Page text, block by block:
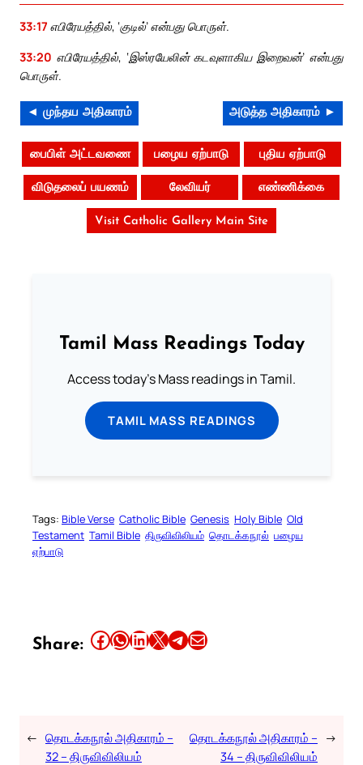
33:17 எபிரேயத்தில், ‘குடில்’ என்பது பொருள்.
33:20 எபிரேயத்தில், ‘இஸ்ரயேலின் கடவுளாகிய இறைவன்’ என்பது
பொருள்.
◄ முந்தய அதிகாரம் அடுத்த அதிகாரம் ►
பைபிள் அட்டவணை பழைய ஏற்பாடு புதிய ஏற்பாடு
விடுதலைப் பயணம் லேவியர் எண்ணிக்கை
Visit Catholic Gallery Main Site
Tamil Mass Readings Today
Access today's Mass readings in Tamil.
TAMIL MASS READINGS
Tags: Bible Verse Catholic Bible Genesis Holy Bible Old
Testament Tamil Bible திருவிவிலியம் தொடக்கநூல் பழைய
ஏற்பாடு
Share: Share this article on Facebook Share this article on WhatsApp Share this article on LinkedIn Share this article on X Share this article on TelegramEmail this Article
← தொடக்கநூல் அதிகாரம் –
32 – திருவிவிலியம்
தொடக்கநூல் அதிகாரம் –
34 – திருவிவிலியம்
→